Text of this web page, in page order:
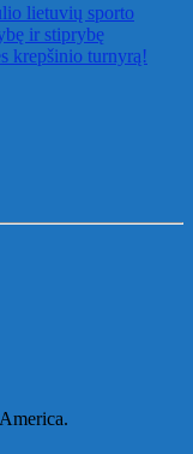
lietuvių sporto
ir stiprybę
krepšinio turnyrą!